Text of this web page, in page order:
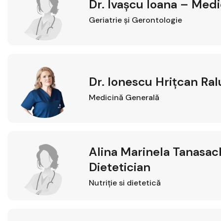
Dr. Ivașcu Ioana –
Geriatrie şi Gerontologie
Dr. Ionescu Hrițcan
Medicină Generală
Alina Marinela
Dietetician
Nutriție si dietetică